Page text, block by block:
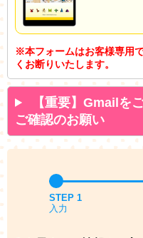
※本フォームはお客様専用
くお断りいたします。
【重要】Gmailを
ご確認のお願い
STEP 1
入力